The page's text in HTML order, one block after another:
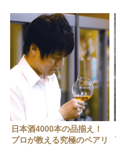
日本酒4000本の品揃え！
プロが教える究極のペアリ